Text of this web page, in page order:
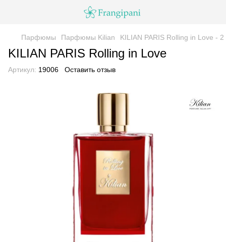
Парфюмы Парфюмы Kilian KILIAN PARIS Rolling in Love -
KILIAN PARIS Rolling in Love
Артикул: 19006 Оставить отзыв